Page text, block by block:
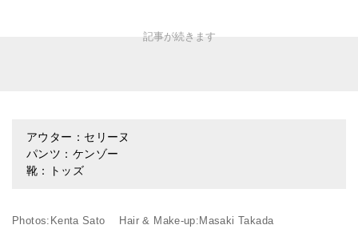
アウター：セリーヌ
パンツ：ケンゾー
靴：トッズ
Photos:Kenta Sato Hair & Make-up:Masaki Takada